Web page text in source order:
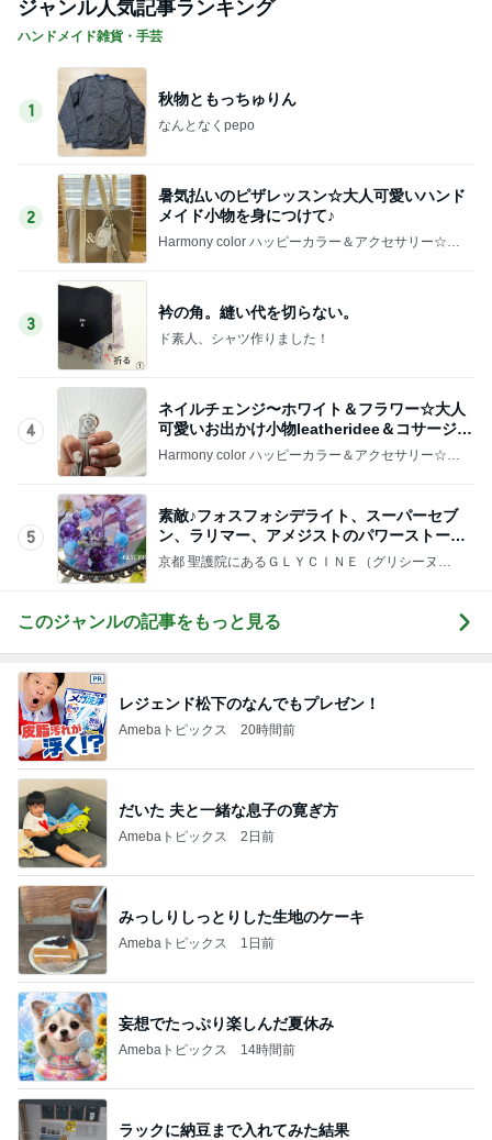
ジャンル人気記事ランキング
ハンドメイド雑貨・手芸
1
秋物ともっちゅりん
なんとなくpepo
2
暑気払いのピザレッスン☆大人可愛いハンド
メイド小物を身につけて♪
Harmony color ハッピーカラー＆アクセサリー☆毎
3
衿の角。縫い代を切らない。
ド素人、シャツ作りました！
4
ネイルチェンジ〜ホワイト＆フラワー☆大人
可愛いお出かけ小物leatheridee＆コサージュ
♪
Harmony color ハッピーカラー＆アクセサリー☆毎
5
素敵♪フォスフォシデライト、スーパーセブ
ン、ラリマー、アメジストのパワーストーン
ブレスレット①
京都 聖護院にあるＧＬＹＣＩＮＥ（グリシーヌ）
このジャンルの記事をもっと見る
レジェンド松下のなんでもプレゼン！
Amebaトピックス 20時間前
だいた 夫と一緒な息子の寛ぎ方
Amebaトピックス 2日前
みっしりしっとりした生地のケーキ
Amebaトピックス 1日前
妄想でたっぷり楽しんだ夏休み
Amebaトピックス 14時間前
ラックに納豆まで入れてみた結果